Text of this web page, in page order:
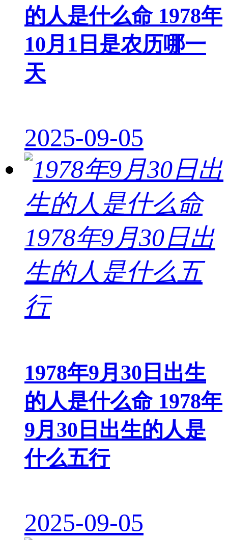
的人是什么命 1978年
10月1日是农历哪一
天
2025-09-05
1978年9月30日出生
的人是什么命 1978年
9月30日出生的人是
什么五行
2025-09-05